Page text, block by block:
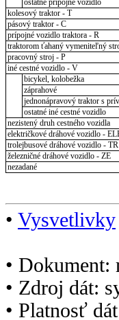
ostatné prípojné vozidlo
kolesový traktor - T
pásový traktor - C
prípojné vozidlo traktora - R
traktorom ťahaný vymeniteľný
pracovný stroj - P
iné cestné vozidlo - V
bicykel, kolobežka
záprahové
jednonápravový traktor s
ostatné iné cestné vozidlo
nezistený druh cestného vozidla
električkové dráhové vozidlo -
trolejbusové dráhové vozidlo - TR
železničné dráhové vozidlo - ZE
nezadané
• Vysvetlivky
• Dokument:
• Zdroj dát:
• Platnosť